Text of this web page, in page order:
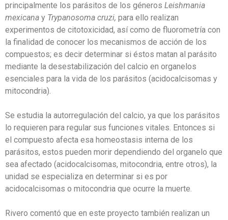
principalmente los parásitos de los géneros Leishmania
mexicana y Trypanosoma cruzi, para ello realizan
experimentos de citotoxicidad, así como de fluorometría con
la finalidad de conocer los mecanismos de acción de los
compuestos; es decir determinar si éstos matan al parásito
mediante la desestabilización del calcio en organelos
esenciales para la vida de los parásitos (acidocalcisomas y
mitocondria).
Se estudia la autorregulación del calcio, ya que los parásitos
lo requieren para regular sus funciones vitales. Entonces si
el compuesto afecta esa homeostasis interna de los
parásitos, estos pueden morir dependiendo del organelo que
sea afectado (acidocalcisomas, mitocondria, entre otros), la
unidad se especializa en determinar si es por
acidocalcisomas o mitocondria que ocurre la muerte.
Rivero comentó que en este proyecto también realizan un